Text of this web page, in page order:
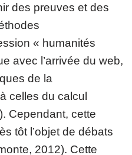
des preuves et des
« humanités
avec l’arrivée du web,
de la
celles du calcul
Cependant, cette
tôt l’objet de débats
2012). Cette